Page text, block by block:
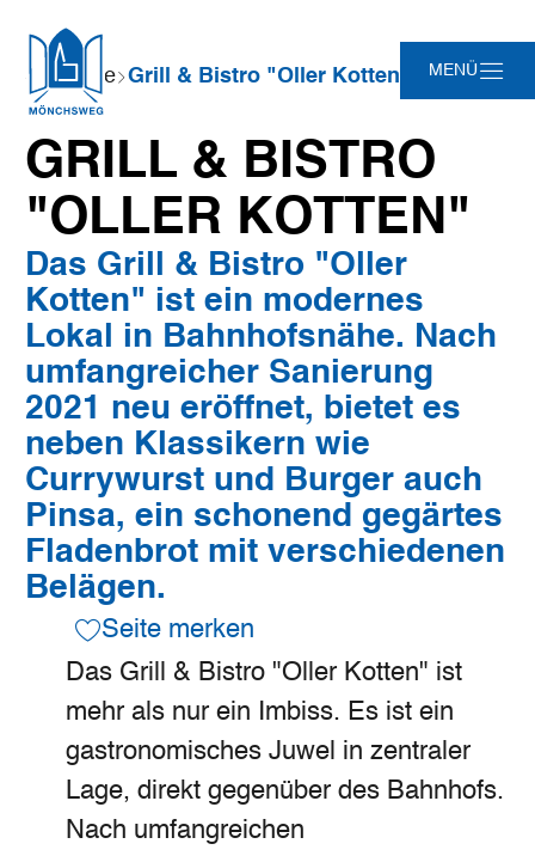
Hauptinhalt
Suche
Navigation
Footer
MENÜ
Sie
sind
hier:
Startseite Grill & Bistro "Oller Kotten"
GRILL & BISTRO
"OLLER KOTTEN"
Das Grill & Bistro "Oller
Kotten" ist ein modernes
Lokal in Bahnhofsnähe. Nach
umfangreicher Sanierung
2021 neu eröffnet, bietet es
neben Klassikern wie
Currywurst und Burger auch
Pinsa, ein schonend gegärtes
Fladenbrot mit verschiedenen
Belägen.
Seite merken
Das Grill & Bistro "Oller Kotten" ist
mehr als nur ein Imbiss. Es ist ein
gastronomisches Juwel in zentraler
Lage, direkt gegenüber des Bahnhofs.
Nach umfangreichen